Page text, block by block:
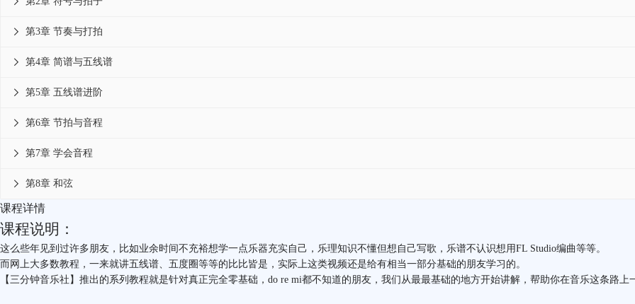
第3章 节奏与打拍

第4章 简谱与五线谱

第5章 五线谱进阶

第6章 节拍与音程

第7章 学会音程

第8章 和弦

课程详情
课程说明：
这么些年见到过许多朋友，比如业余时间不充裕想学一点乐器充实自己，乐理知识不懂但想自己写歌，乐谱不认识想用FL Studio编曲等等。
而网上大多数教程，一来就讲五线谱、五度圈等等的比比皆是，实际上这类视频还是给有相当一部分基础的朋友学习的。
【三分钟音乐社】推出的系列教程就是针对真正完全零基础，do re mi都不知道的朋友，我们从最最基础的地方开始讲解，帮助你在音乐这条路上